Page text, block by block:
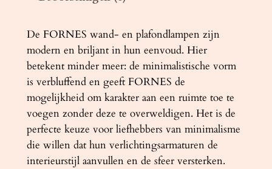
F
O
R
N
E
S
3
z
w
De FORNES wand- en plafondlampen zijn
modern en briljant in hun eenvoud. Hier
betekent minder meer: ​​de minimalistische vorm
is verbluffend en geeft FORNES de
mogelijkheid om karakter aan een ruimte toe te
voegen zonder deze te overweldigen. Het is de
perfecte keuze voor liefhebbers van minimalisme
die willen dat hun verlichtingsarmaturen de
interieurstijl aanvullen en de sfeer versterken.